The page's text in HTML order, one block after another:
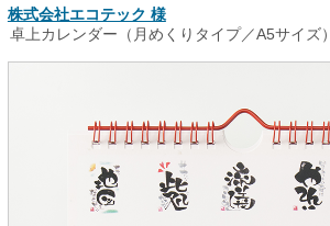
株式会社エコテック 様
卓上カレンダー（月めくりタイプ／A5サイズ）